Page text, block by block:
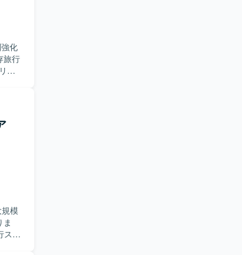
化
ー
イ
し
模